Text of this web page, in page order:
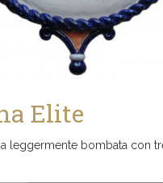
Elite
leggermente bombata con